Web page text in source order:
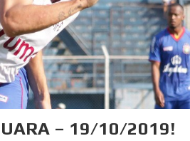
– 19/10/2019!